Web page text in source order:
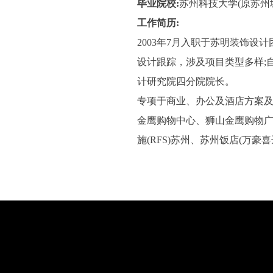
毕业院校:苏州科技大学(原苏州
工作简历:
2003年7月入职于苏明装饰设
设计跟踪，涉及项目类型多样;
计研究院四分院院长。
专项于商业、办公及酒店方案
金鹰购物中心、狮山金鹰购物
施(RFS)苏州、苏州饭店(万豪